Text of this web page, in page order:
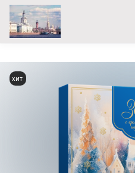
хит